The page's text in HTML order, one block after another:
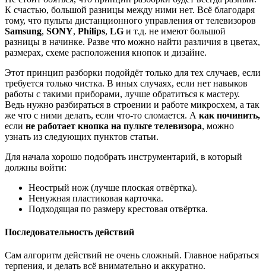
К счастью, большой разницы между ними нет. Всё благодаря
тому, что пульты дистанционного управления от телевизоров
Samsung, SONY, Philips, LG и т.д. не имеют большой
разницы в начинке. Разве что можно найти различия в цветах,
размерах, схеме расположения кнопок и дизайне.
Этот принцип разборки подойдёт только для тех случаев, если
требуется только чистка. В иных случаях, если нет навыков
работы с такими приборами, лучше обратиться к мастеру.
Ведь нужно разбираться в строении и работе микросхем, а так
же что с ними делать, если что-то сломается. А как починить,
если не работает кнопка на пульте телевизора, можно
узнать из следующих пунктов статьи.
Для начала хорошо подобрать инструментарий, в который
должны войти:
Неострый нож (лучше плоская отвёртка).
Ненужная пластиковая карточка.
Подходящая по размеру крестовая отвёртка.
Последовательность действий
Сам алгоритм действий не очень сложный. Главное набраться
терпения, и делать всё внимательно и аккуратно.